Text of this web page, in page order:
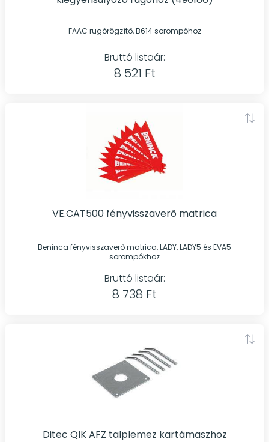
FAAC rugórögzítő, B614 sorompóhoz
Bruttó listaár:
8 521 Ft
VE.CAT500 fényvisszaverő matrica
Beninca fényvisszaverő matrica, LADY, LADY5 és EVA5
sorompókhoz
Bruttó listaár:
8 738 Ft
Ditec QIK AFZ talplemez kartámaszhoz